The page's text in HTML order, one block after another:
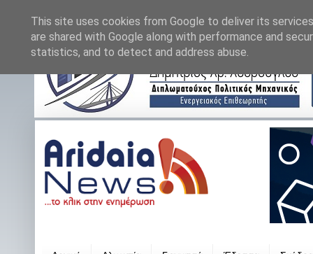
This site uses cookies from Google to deliver its
are shared with Google along with performance and
statistics, and to detect and address abuse.